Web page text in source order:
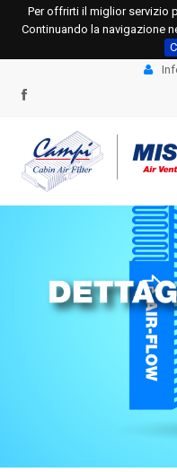
Per offrirti il miglior servizio
Continuando la navigazione
+39 0331.534695